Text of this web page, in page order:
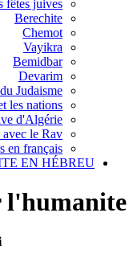
fêtes juives
Berechite
Chemot
Vayikra
Bemidbar
Devarim
Judaisme
les nations
d'Algérie
le Rav
en français
EN HÉBREU
l'humanite